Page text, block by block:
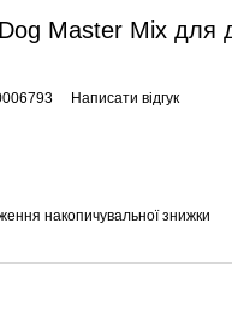
Master Mix для
Написати відгук
накопичувальної знижки